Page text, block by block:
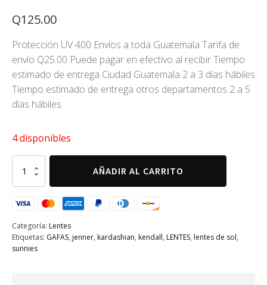
Q125.00
Protección UV 400 Envíos a toda Guatemala Tarifa de
envío Q25.00 Puede pagar en efectivo al recibir Tiempo
estimado de entrega Ciudad Guatemala 2 a 3 días hábiles
Tiempo estimado de entrega otros departamentos 2 a 5
días hábiles
4 disponibles
Storm
café
cantidad
AÑADIR AL CARRITO
Categoría: Lentes
Etiquetas: GAFAS, jenner, kardashian, kendall, LENTES, lentes de sol,
sunnies